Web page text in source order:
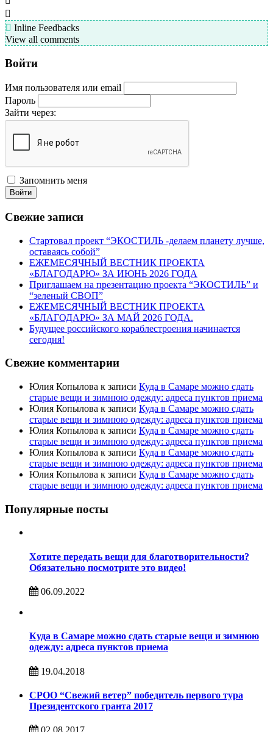
Inline Feedbacks
View all comments
Войти
Имя пользователя или email
Пароль
Зайти через:
Запомнить меня
Войти
Свежие записи
Стартовал проект “ЭКОСТИЛЬ -делаем планету лучше,
оставаясь собой”
ЕЖЕМЕСЯЧНЫЙ ВЕСТНИК ПРОЕКТА
«БЛАГОДАРЮ» ЗА ИЮНЬ 2026 ГОДА
Приглашаем на презентацию проекта “ЭКОСТИЛЬ” и
“зеленый СВОП”
ЕЖЕМЕСЯЧНЫЙ ВЕСТНИК ПРОЕКТА
«БЛАГОДАРЮ» ЗА МАЙ 2026 ГОДА.
Будущее российского кораблестроения начинается
сегодня!
Свежие комментарии
Юлия Копылова к записи Куда в Самаре можно сдать
старые вещи и зимнюю одежду: адреса пунктов приема
Юлия Копылова к записи Куда в Самаре можно сдать
старые вещи и зимнюю одежду: адреса пунктов приема
Юлия Копылова к записи Куда в Самаре можно сдать
старые вещи и зимнюю одежду: адреса пунктов приема
Юлия Копылова к записи Куда в Самаре можно сдать
старые вещи и зимнюю одежду: адреса пунктов приема
Юлия Копылова к записи Куда в Самаре можно сдать
старые вещи и зимнюю одежду: адреса пунктов приема
Популярные посты
Хотите передать вещи для благотворительности?
Обязательно посмотрите это видео!
06.09.2022
Куда в Самаре можно сдать старые вещи и зимнюю
одежду: адреса пунктов приема
19.04.2018
СРОО “Свежий ветер” победитель первого тура
Президентского гранта 2017
02.08.2017